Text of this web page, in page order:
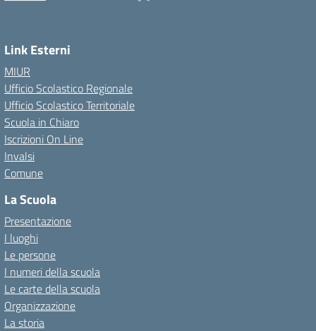
Link Esterni
MIUR
Ufficio Scolastico Regionale
Ufficio Scolastico Territoriale
Scuola in Chiaro
Iscrizioni On Line
Invalsi
Comune
La Scuola
Presentazione
I luoghi
Le persone
I numeri della scuola
Le carte della scuola
Organizzazione
La storia